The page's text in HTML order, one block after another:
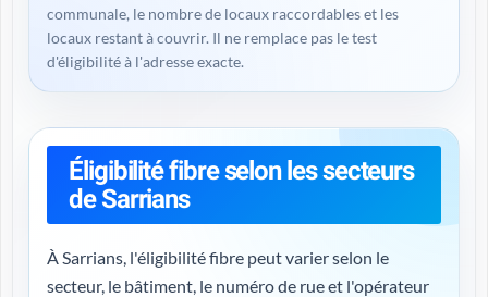
communale, le nombre de locaux raccordables et les
locaux restant à couvrir. Il ne remplace pas le test
d'éligibilité à l'adresse exacte.
Éligibilité fibre selon les secteurs
de Sarrians
À Sarrians, l'éligibilité fibre peut varier selon le
secteur, le bâtiment, le numéro de rue et l'opérateur